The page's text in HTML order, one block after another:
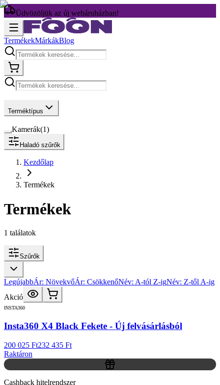
Üdvözöljük az új webáruházban!
TermékekMárkákBlog
Terméktípus
Kamerák(1)
Haladó szűrők
Kezdőlap
Termékek
Termékek
1 találatok
Szűrők
LegújabbÁr: NövekvőÁr: CsökkenőNév: A-tól Z-igNév: Z-től A-ig
Akció
INSTA360
Insta360 X4 Black Fekete - Új felvásárlásból
200 025 Ft232 435 Ft
Raktáron
Cashback hitelrendszer